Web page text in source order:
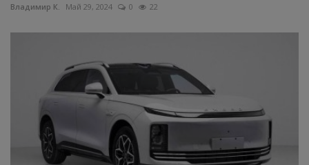
Владимир К. Май 29, 2024 0 22